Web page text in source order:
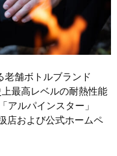
老舗ボトルブランド
最高レベルの耐熱性能
アルパインスター」
店および公式ホームペ